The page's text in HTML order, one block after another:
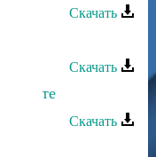
Скачать
Скачать
свете
Скачать